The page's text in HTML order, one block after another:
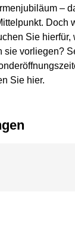
–
Doch
Sie hierfür,
sie vorliegen?
Sie hier.